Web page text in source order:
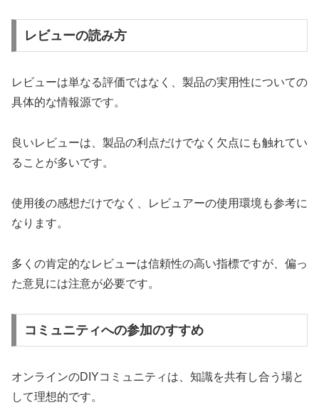
レビューの読み方
レビューは単なる評価ではなく、製品の実用性についての
具体的な情報源です。
良いレビューは、製品の利点だけでなく欠点にも触れてい
ることが多いです。
使用後の感想だけでなく、レビュアーの使用環境も参考に
なります。
多くの肯定的なレビューは信頼性の高い指標ですが、偏っ
た意見には注意が必要です。
コミュニティへの参加のすすめ
オンラインのDIYコミュニティは、知識を共有し合う場と
して理想的です。